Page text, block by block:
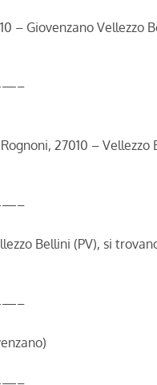
– Giovenzano Vellezzo
27010 – Vellezzo
Bellini (PV), si